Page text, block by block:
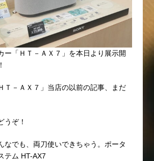
ー「ＨＴ－ＡＸ７」を本日より展示開
Ｔ－ＡＸ７」当店の以前の記事、まだ
うぞ！
なでも、両刀使いできちゃう。ポータ
テム HT-AX7